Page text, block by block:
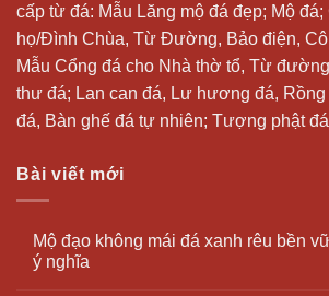
cấp từ đá: Mẫu Lăng mộ đá đẹp; Mộ đá;
họ/Đình Chùa, Từ Đường, Bảo điện,
Mẫu Cổng đá cho Nhà thờ tổ, Từ
thư đá; Lan can đá, Lư hương đá,
đá, Bàn ghế đá tự nhiên; Tượng phật
Bài viết mới
Mộ đạo không mái đá xanh rêu bền
ý nghĩa